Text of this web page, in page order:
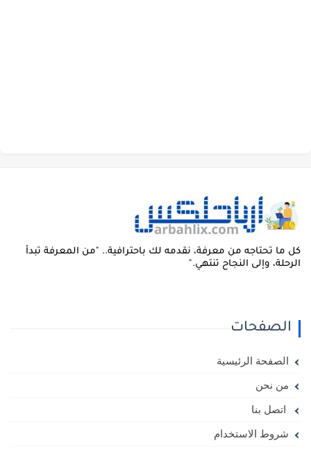
ما تحتاجه من معرفة، نقدمه لك باحترافية.. "من المعرفة تبدأ
وإلى النجاح تنتهي."
الصفحات
الصفحة الرئيسية
من نحن
اتصل بنا
شروط الاستخدام